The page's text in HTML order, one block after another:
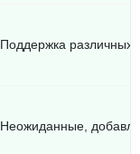
Поддержка различных
Неожиданные,